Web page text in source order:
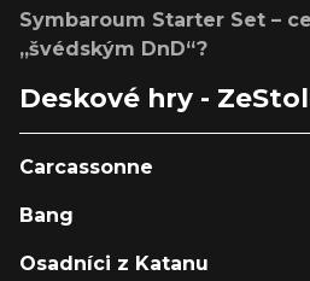
Symbaroum Starter Set –
„švédským DnD“?
Deskové hry -
Carcassonne
Bang
Osadníci z Katanu